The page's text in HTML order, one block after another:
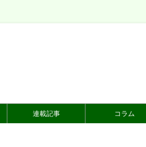
連載記事 コラム